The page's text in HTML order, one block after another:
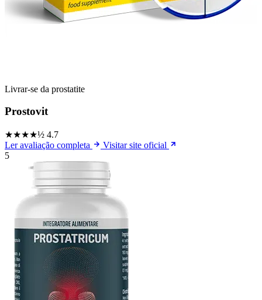
Livrar-se da prostatite
Prostovit
★★★★½ 4.7
Ler avaliação completa
Visitar site oficial
5